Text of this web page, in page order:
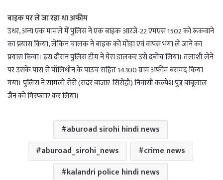
बाइक पर ले जा रहा था अफीम
उधर, अन्य एक मामले में पुलिस ने एक बाइक आरजे-22 एमएस 1502 को रूकवाने
का प्रयास किया, लेकिन चालक ने बाइक को मोड़ा एवं वापस भगा ले जाने का
प्रयास किया। इस दौरान पुलिस टीम ने घेरा डालकर उसे दबोच लिया। तलाशी लेने
पर उसके पास से पॉलिथीन के पाउच सहित 14.100 ग्राम अफीम बरामद किया
गया। पुलिस ने सामली सेरी (सदर बाजार-सिरोही) निवासी कल्पेश पुत्र बाबूलाल
जैन को गिरफ्तार कर लिया।
aburoad sirohi hindi news
aburoad_sirohi_news
crime news
kalandri police hindi news